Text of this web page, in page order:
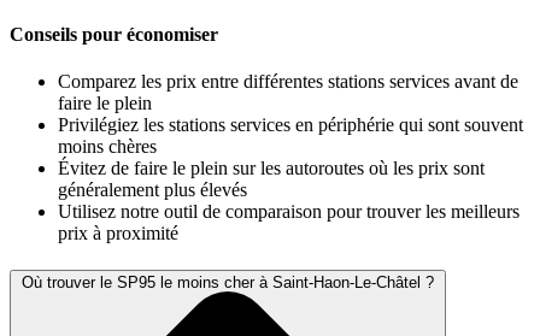
Conseils pour économiser
Comparez les prix entre différentes stations services avant de
faire le plein
Privilégiez les stations services en périphérie qui sont souvent
moins chères
Évitez de faire le plein sur les autoroutes où les prix sont
généralement plus élevés
Utilisez notre outil de comparaison pour trouver les meilleurs
prix à proximité
Où trouver le SP95 le moins cher à Saint-Haon-Le-Châtel ?